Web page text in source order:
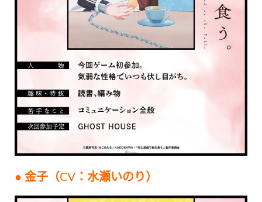
● 金子（CV：水瀬いのり）